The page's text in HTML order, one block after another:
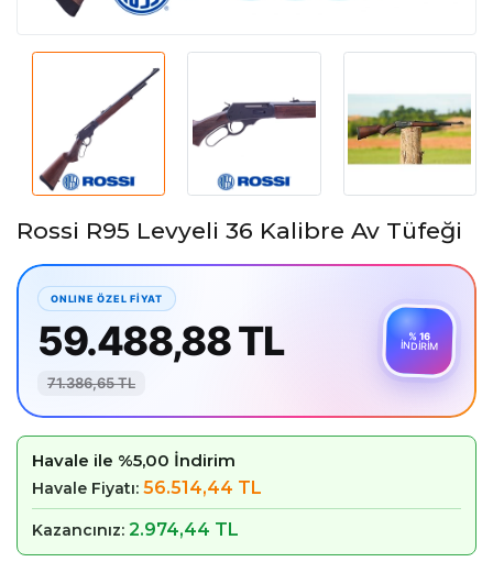
Rossi R95 Levyeli 36 Kalibre Av Tüfeği
% 16
İNDİRİM
71.386,65 TL
59.488,88 TL
Havale ile %5,00 İndirim
Havale Fiyatı: 56.514,44 TL
Kazancınız: 2.974,44 TL